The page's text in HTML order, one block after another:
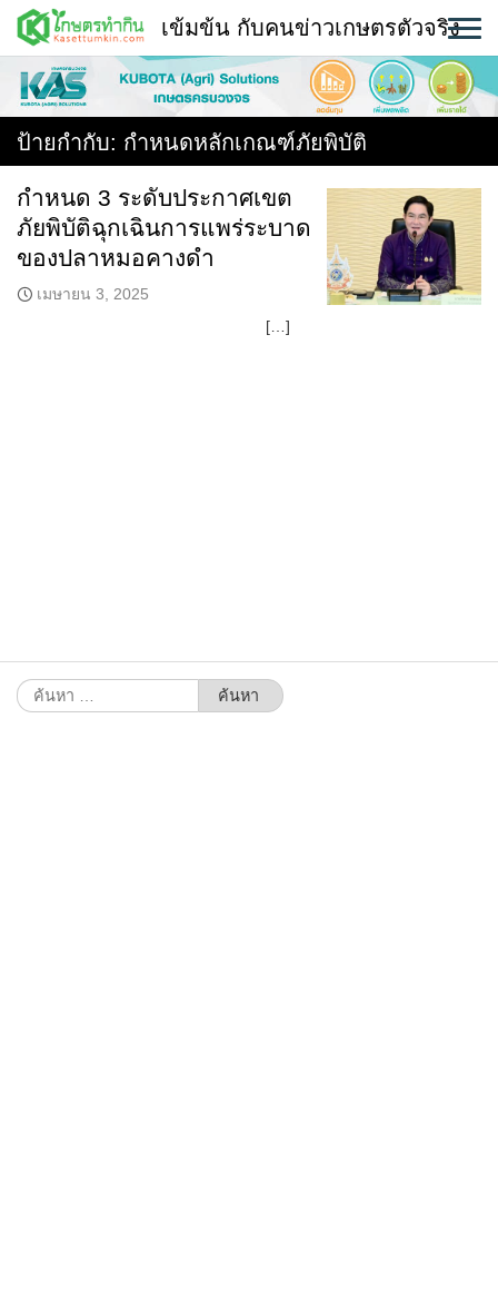
Skip
content
พืช
หน้าแรก
แวดวงเกษตร
ใคร ทำอะไร ที่ไหน
เข้มข้น กับคนข่าวเกษตรตัวจริง
ป้ายกำกับ: กำหนดหลักเกณฑ์ภัยพิบัติ
กำหนด 3 ระดับประกาศเขต
ภัยพิบัติฉุกเฉินการแพร่ระบาด
ของปลาหมอคางดำ
เมษายน 3, 2025
[…]
ค้นหา
สำหรับ: